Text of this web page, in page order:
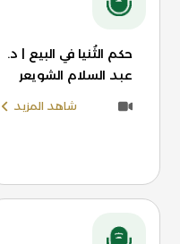
حكم الثُنيا في البيع | د.
عبد السلام الشويعر
شاهد المزيد